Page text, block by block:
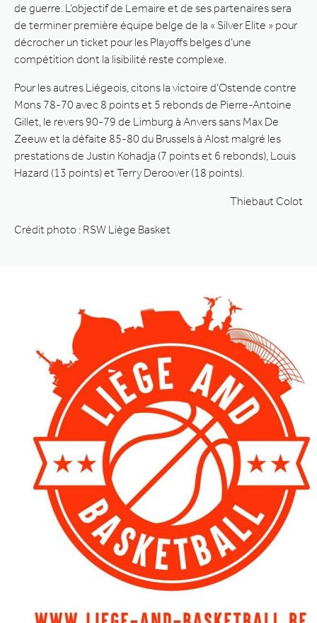
de guerre. L’objectif de Lemaire et de ses partenaires sera
de terminer première équipe belge de la « Silver Elite » pour
décrocher un ticket pour les Playoffs belges d’une
compétition dont la lisibilité reste complexe.
Pour les autres Liégeois, citons la victoire d’Ostende contre
Mons 78-70 avec 8 points et 5 rebonds de Pierre-Antoine
Gillet, le revers 90-79 de Limburg à Anvers sans Max De
Zeeuw et la défaite 85-80 du Brussels à Alost malgré les
prestations de Justin Kohadja (7 points et 6 rebonds), Louis
Hazard (13 points) et Terry Deroover (18 points).
Thiebaut Colot
Crédit photo : RSW Liège Basket